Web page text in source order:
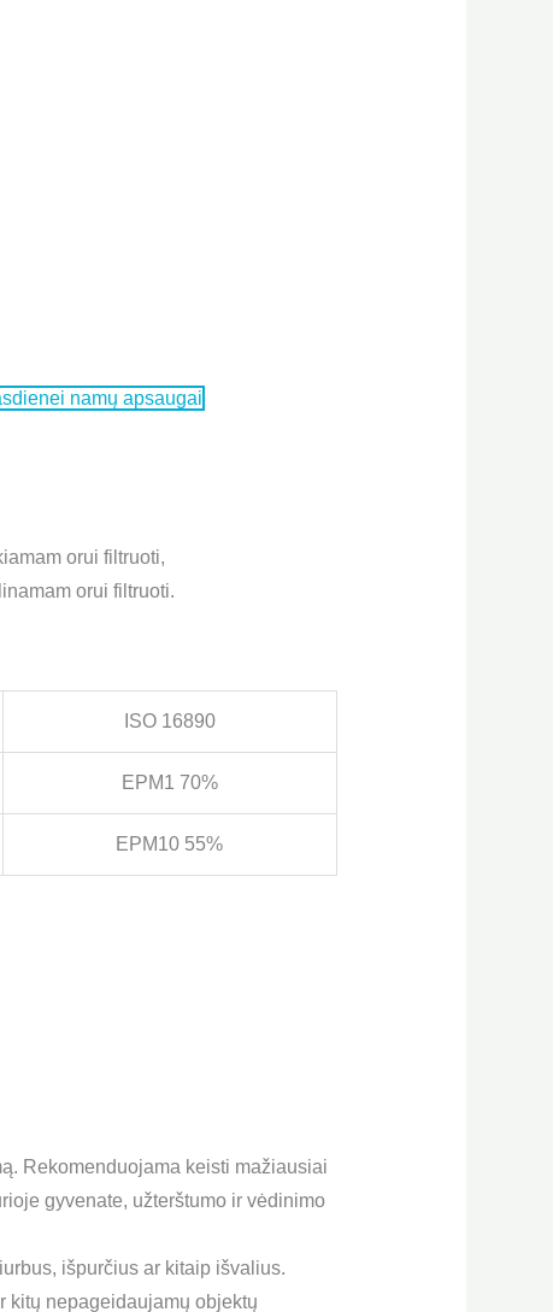
namų apsaugai
orui filtruoti,
orui filtruoti.
ISO 16890
EPM1 70%
EPM10 55%
Rekomenduojama keisti mažiausiai
gyvenate, užterštumo ir vėdinimo
išpurčius ar kitaip išvalius.
kitų nepageidaujamų objektų